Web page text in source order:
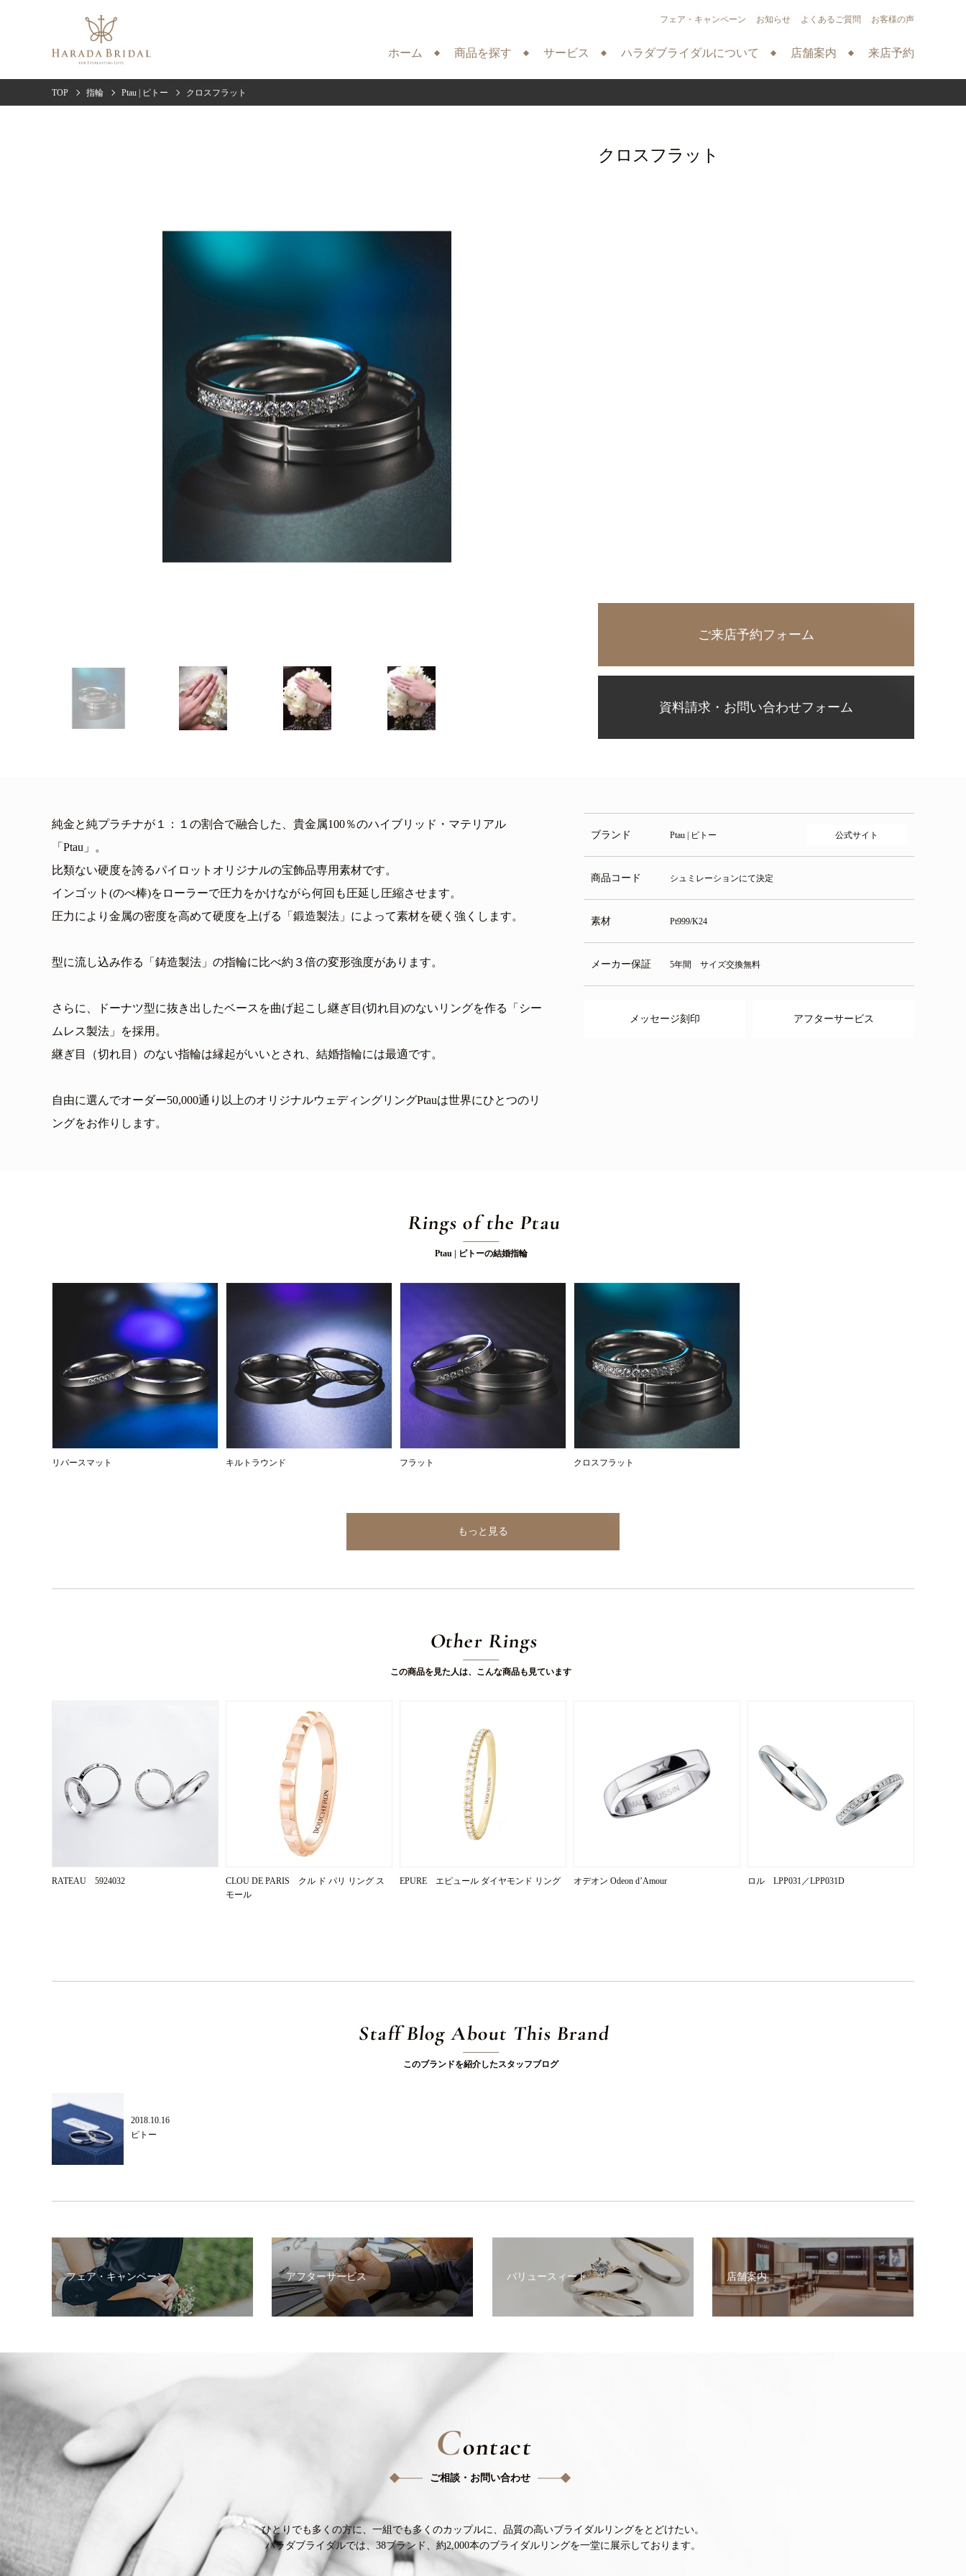
ホーム 商品を探す サービス ハラダブライダルについて 店舗案内 来店予約
フェア・キャンペーン お知らせ よくあるご質問 お客様の声
TOP 指輪 Ptau | ピトー クロスフラット
クロスフラット
ご来店予約フォーム
資料請求・お問い合わせフォーム
純金と純プラチナが１：１の割合で融合した、貴金属100％のハイブリッド・マテリアル
「Ptau」。
比類ない硬度を誇るパイロットオリジナルの宝飾品専用素材です。
インゴット(のべ棒)をローラーで圧力をかけながら何回も圧延し圧縮させます。
圧力により金属の密度を高めて硬度を上げる「鍛造製法」によって素材を硬く強くします。
型に流し込み作る「鋳造製法」の指輪に比べ約３倍の変形強度があります。
さらに、ドーナツ型に抜き出したベースを曲げ起こし継ぎ目(切れ目)のないリングを作る「シー
ムレス製法」を採用。
継ぎ目（切れ目）のない指輪は縁起がいいとされ、結婚指輪には最適です。
自由に選んでオーダー50,000通り以上のオリジナルウェディングリングPtauは世界にひとつのリ
ングをお作りします。
ブランド Ptau | ピトー 公式サイト
商品コード シュミレーションにて決定
素材 Pt999/K24
メーカー保証 5年間 サイズ交換無料
メッセージ刻印 アフターサービス
Rings of the Ptau
Ptau | ピトーの結婚指輪
リバースマット キルトラウンド フラット クロスフラット
もっと見る
Other Rings
この商品を見た人は、こんな商品も見ています
RATEAU 5924032
CLOU DE PARIS クル ド パリ リング ス
モール
EPURE エピュール ダイヤモンド リング オデオン Odeon d’Amour ロル LPP031／LPP031D
Staff Blog About This Brand
このブランドを紹介したスタッフブログ
2018.10.16
ピトー
フェア・キャンペーン アフターサービス バリュースィート 店舗案内
Contact
ご相談・お問い合わせ
ひとりでも多くの方に、 一組でも多くのカップルに、 品質の高いブライダルリングをとどけたい。
ハラダブライダルでは、38ブランド、 約2,000本のブライダルリングを一堂に展示しております。